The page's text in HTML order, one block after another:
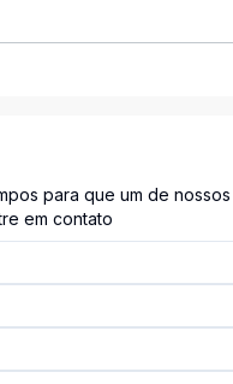
para que um de nossos
em contato